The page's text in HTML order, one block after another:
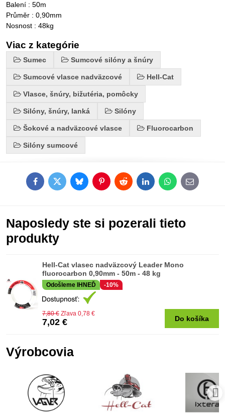
Balení : 50m
Průměr : 0,90mm
Nosnost : 48kg
Viac z kategórie
Sumec Sumcové silóny a šnúry
Sumcové vlasce nadväzcové Hell-Cat
Vlasce, šnúry, bižutéria, pomôcky
Silóny, šnúry, lanká Silóny
Šokové a nadväzcové vlasce Fluorocarbon
Silóny sumcové
FacebookTwitterBlueskyPinterestRedditLinkedInWhatsApp
E-
mail
Naposledy ste si pozerali tieto
produkty
Hell-Cat vlasec nadväzcový Leader Mono
fluorocarbon 0,90mm - 50m - 48 kg
Odošleme IHNEĎ -10%
7,02 €
7,80 € Zľava 0,78 €
Do košíka
Výrobcovia